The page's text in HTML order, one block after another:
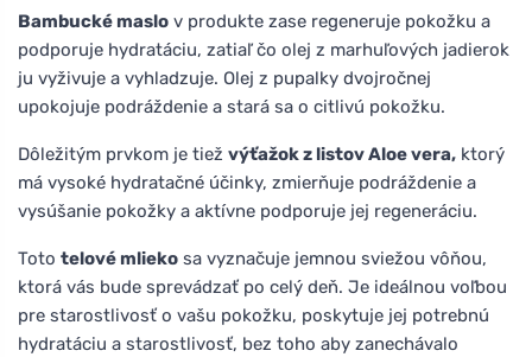
Bambucké maslo v produkte zase regeneruje pokožku a
podporuje hydratáciu, zatiaľ čo olej z marhuľových jadierok
ju vyživuje a vyhladzuje. Olej z pupalky dvojročnej
upokojuje podráždenie a stará sa o citlivú pokožku.
Dôležitým prvkom je tiež výťažok z listov Aloe vera, ktorý
má vysoké hydratačné účinky, zmierňuje podráždenie a
vysúšanie pokožky a aktívne podporuje jej regeneráciu.
Toto telové mlieko sa vyznačuje jemnou sviežou vôňou,
ktorá vás bude sprevádzať po celý deň. Je ideálnou voľbou
pre starostlivosť o vašu pokožku, poskytuje jej potrebnú
hydratáciu a starostlivosť, bez toho aby zanechávalo